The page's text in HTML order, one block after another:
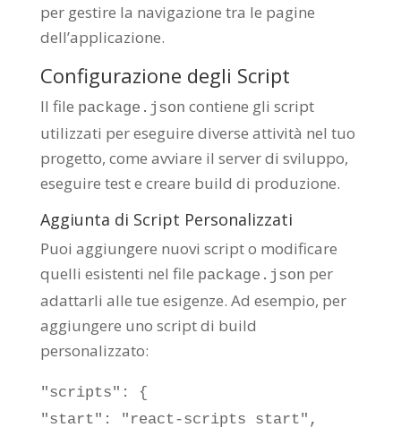
per gestire la navigazione tra le pagine
dell’applicazione.
Configurazione degli Script
Il file package.json contiene gli script
utilizzati per eseguire diverse attività nel tuo
progetto, come avviare il server di sviluppo,
eseguire test e creare build di produzione.
Aggiunta di Script Personalizzati
Puoi aggiungere nuovi script o modificare
quelli esistenti nel file package.json per
adattarli alle tue esigenze. Ad esempio, per
aggiungere uno script di build
personalizzato:
"scripts" :
{
"start" : "react-scripts start" ,